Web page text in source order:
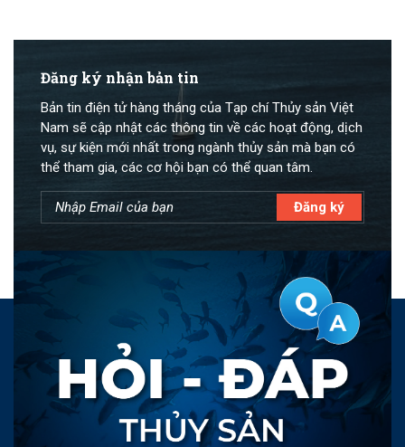
Đăng ký nhận bản tin
Bản tin điện tử hàng tháng của Tạp chí Thủy sản Việt
Nam sẽ cập nhật các thông tin về các hoạt động, dịch
vụ, sự kiện mới nhất trong ngành thủy sản mà bạn có
thể tham gia, các cơ hội bạn có thể quan tâm.